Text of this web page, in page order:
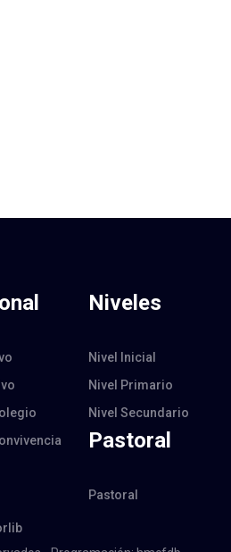
Niveles
Nivel Inicial
Nivel Primario
Nivel Secundario
Pastoral
Pastoral